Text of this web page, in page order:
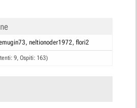
neltionoder1972 flori2
9, Ospiti: 163)